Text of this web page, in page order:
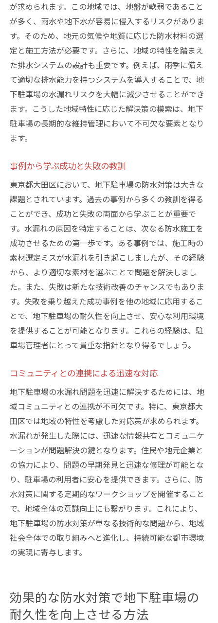
が求められます。この地域では、地盤が軟弱であること
が多く、雨水や地下水が容易に侵入するリスクがありま
す。そのため、地元の気候や地質に応じた防水材料の選
定と施工方法が必要です。さらに、地域の特性を踏まえ
た排水システムの設計も重要です。例えば、雨季に備え
て適切な排水能力を持つシステムを導入することで、地
下駐車場の水漏れリスクを大幅に減少させることができ
ます。こうした地域特性に応じた解決策の模索は、地下
駐車場の長期的な維持管理において不可欠な要素となり
ます。
事例から学ぶ成功と失敗の教訓
東京都大田区において、地下駐車場の防水対策は大きな
課題とされています。過去の事例から多くの教訓を得る
ことができ、成功と失敗の両面から学ぶことが重要で
す。水漏れの原因を特定することは、次なる防水施工を
成功させるための第一歩です。ある事例では、施工時の
素材選定ミスが水漏れを引き起こしましたが、その経験
から、より適切な素材を選ぶことで問題を解決しまし
た。また、失敗は新たな技術改善のチャンスでもありま
す。失敗を乗り越えた成功事例を他の地域に応用するこ
とで、地下駐車場の耐久性を向上させ、安心な利用環境
を提供することが可能となります。これらの経験は、駐
車場管理者にとって貴重な指針となり得るでしょう。
コミュニティとの連携による迅速な対応
地下駐車場の水漏れ問題を迅速に解決するためには、地
域コミュニティとの連携が不可欠です。特に、東京都大
田区では地域の特性を考慮した対応策が求められます。
水漏れが発生した際には、迅速な情報共有とコミュニケ
ーションが問題解決の鍵となります。住民や地元企業と
の協力により、問題の早期発見と迅速な修理が可能とな
り、駐車場の利用者に安心を提供できます。さらに、防
水対策に関する定期的なワークショップを開催すること
で、地域全体の意識向上にも繋がります。これにより、
地下駐車場の防水対策が単なる技術的な問題から、地域
社会全体での取り組みへと進化し、持続可能な都市環境
の実現に寄与します。
効果的な防水対策で地下駐車場の
耐久性を向上させる方法